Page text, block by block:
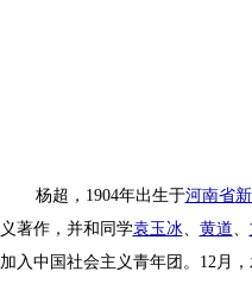
杨超，1904年出生于河南省
义著作，并和同学袁玉冰、 黄道、
加入中国社会主义青年团。12月